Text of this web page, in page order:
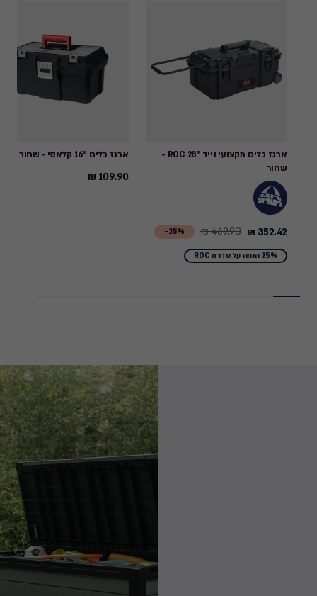
ארגז כלים מקצועי נייד "28 ROC -
שחור
25%-
Price
from
469.90
352.42 ₪
469.90 ₪
25% הנחה על סדרת ROC
ארגז כלים "16 קלאסי - שחור
109.90
109.90 ₪